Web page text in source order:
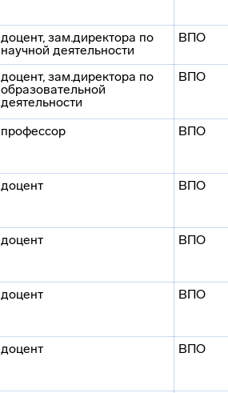
доцент, зам.директора по
научной деятельности
ВПО
доцент, зам.директора по
образовательной
деятельности
ВПО
профессор ВПО
доцент ВПО
доцент ВПО
доцент ВПО
доцент ВПО